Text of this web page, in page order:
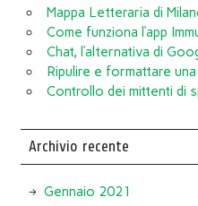
Mappa Letteraria di
Come funziona l’app
Chat, l’alternativa di
Ripulire e formattare
Controllo dei mittenti di
Archivio recente
Gennaio 2021